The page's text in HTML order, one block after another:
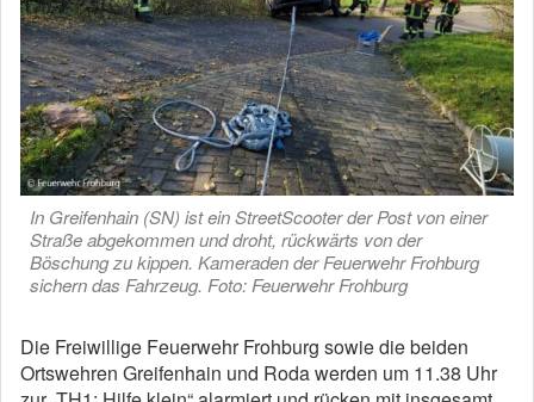
In Greifenhain (SN) ist ein StreetScooter der Post von einer
Straße abgekommen und droht, rückwärts von der
Böschung zu kippen. Kameraden der Feuerwehr Frohburg
sichern das Fahrzeug. Foto: Feuerwehr Frohburg
Die Freiwillige Feuerwehr Frohburg sowie die beiden
Ortswehren Greifenhain und Roda werden um 11.38 Uhr